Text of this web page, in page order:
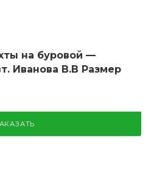
на буровой —
Иванова В.В Размер